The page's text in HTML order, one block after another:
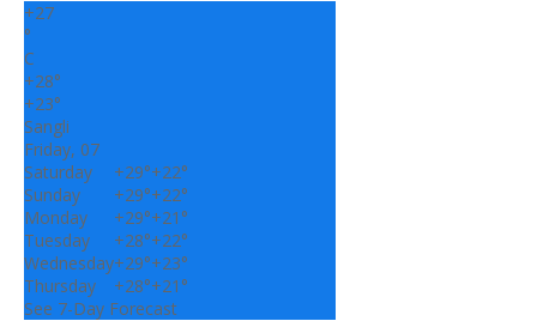
+27
°
C
+28°
+23°
Sangli
Friday, 07
Saturday
+29°+22°
Sunday
+29°+22°
Monday
+29°+21°
Tuesday
+28°+22°
Wednesday+29°+23°
Thursday
+28°+21°
See 7-Day Forecast